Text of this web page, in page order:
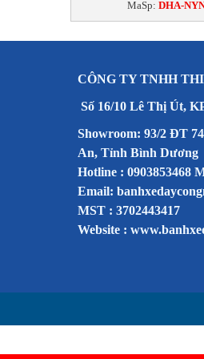
MaSp:DHA-
CÔNG TY TNHH
Số 16/10 Lê Thị Út,
Showroom: 93/2 ĐT
An, Tỉnh Bình Dương
Hotline : 0903853468
Email:
MST : 3702443417
Website :